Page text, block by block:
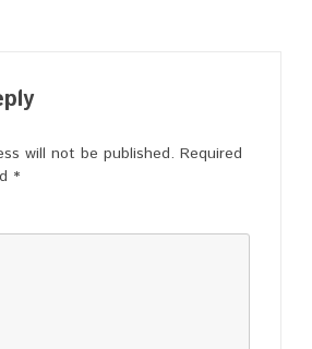
will not be published. Required
*